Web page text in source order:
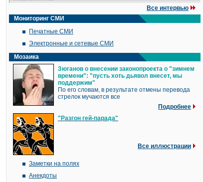
Все интервью
Мониторинг СМИ
Печатные СМИ
Электронные и сетевые СМИ
Мозаика
Зюганов о внесении законопроекта о "зимнем
времени": "пусть хоть дьявол внесет, мы
поддержим"
По его словам, в результате отмены перевода
стрелок мучаются все
Подробнее
"Разгон гей-парада"
Все иллюстрации
Заметки на полях
Анекдоты